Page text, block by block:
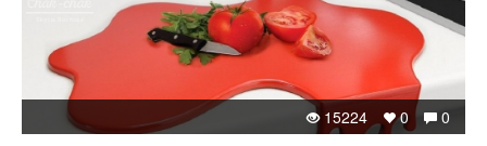
0
0
15224